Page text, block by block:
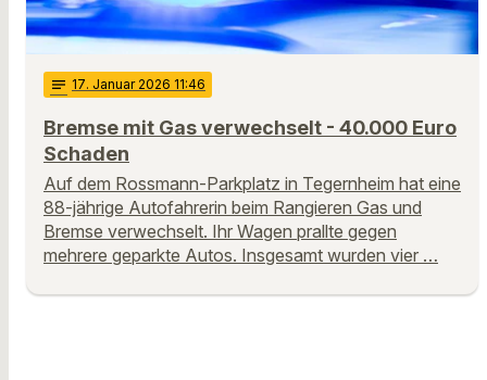
notes 17. Januar 2026 11:46
Bremse mit Gas verwechselt - 40.000 Euro
Schaden
Auf dem Rossmann-Parkplatz in Tegernheim hat eine
88-jährige Autofahrerin beim Rangieren Gas und
Bremse verwechselt. Ihr Wagen prallte gegen
mehrere geparkte Autos. Insgesamt wurden vier …